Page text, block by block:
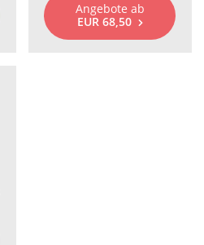
Angebote ab
EUR 68,50